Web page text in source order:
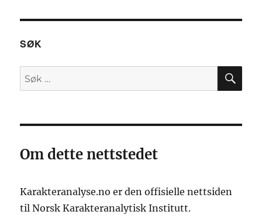
SØK
Søk
etter:
SØK
Om dette nettstedet
Karakteranalyse.no er den offisielle nettsiden
til Norsk Karakteranalytisk Institutt.